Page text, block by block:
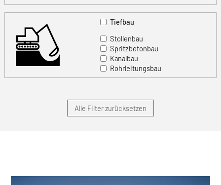
Tiefbau
Stollenbau
Spritzbetonbau
Kanalbau
Rohrleitungsbau
Alle Filter zurücksetzen